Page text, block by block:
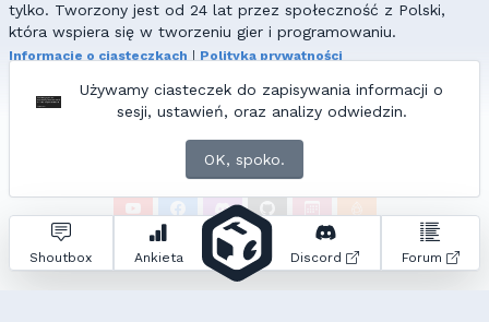
Używamy ciasteczek do zapisywania informacji o
sesji, ustawień, oraz analizy odwiedzin.
OK, spoko.
Shoutbox Ankieta Discord Forum
tylko. Tworzony jest od 24 lat przez społeczność z Polski,
która wspiera się w tworzeniu gier i programowaniu.
Informacje o ciasteczkach
Polityka prywatności
Wszelkie prawa zastrzeżone. Kopiowanie materiałów bez zgody
redakcji zabronione!
ZNAJDZIESZ NAS TAKŻE NA:
Zapytań do bazy: • Czas generowania: